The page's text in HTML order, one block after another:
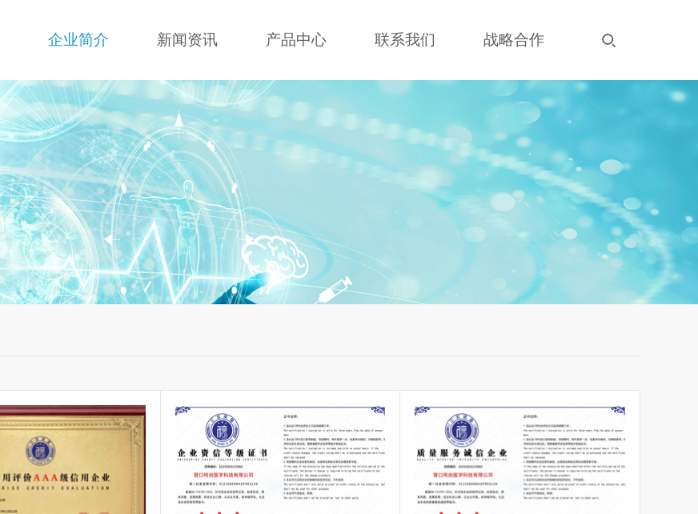
企业简介 新闻资讯 产品中心 联系我们 战略合作